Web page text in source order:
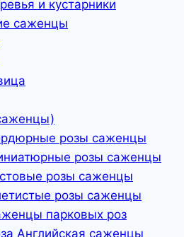
и кустарники
саженцы
розы саженцы
розы саженцы
розы саженцы
розы саженцы
парковых роз
Английская саженцы